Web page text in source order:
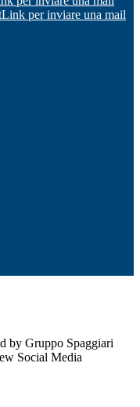
Link per inviare una mail
by Gruppo Spaggiari
Social Media